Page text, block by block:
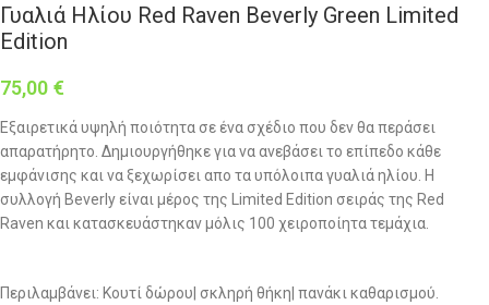
Γυαλιά Ηλίου Red Raven Beverly Green Limited
Edition
75,00 €
Εξαιρετικά υψηλή ποιότητα σε ένα σχέδιο που δεν θα περάσει
απαρατήρητο. Δημιουργήθηκε για να ανεβάσει το επίπεδο κάθε
εμφάνισης και να ξεχωρίσει απο τα υπόλοιπα γυαλιά ηλίου. Η
συλλογή Beverly είναι μέρος της Limited Edition σειράς της Red
Raven και κατασκευάστηκαν μόλις 100 χειροποίητα τεμάχια.
Περιλαμβάνει: Κουτί δώρου| σκληρή θήκη| πανάκι καθαρισμού.